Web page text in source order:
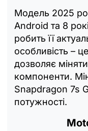
Модель 2025
Android та 8
робить її
особливість –
дозволяє
компоненти.
Snapdragon 7s
потужності.